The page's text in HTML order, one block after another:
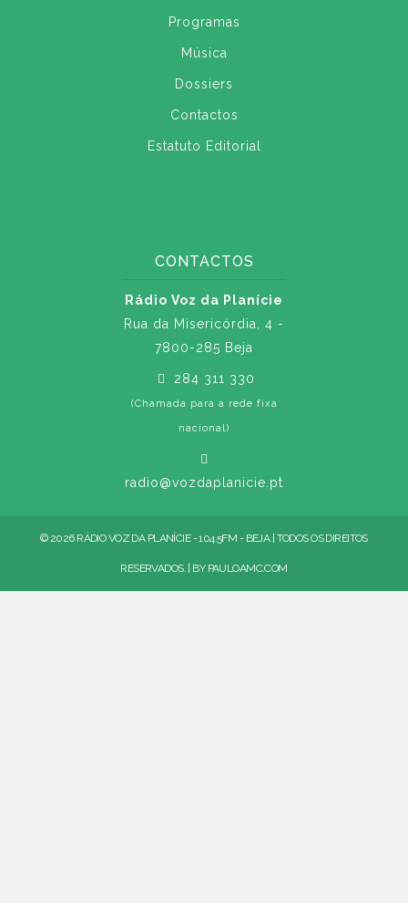
Programas
Música
Dossiers
Contactos
Estatuto Editorial
CONTACTOS
Rádio Voz da Planície
Rua da Misericórdia, 4 -
7800-285 Beja
284 311 330
(Chamada para a rede fixa
nacional)
radio@vozdaplanicie.pt
© 2026 RÁDIO VOZ DA PLANÍCIE - 104.5FM - BEJA | TODOS OS DIREITOS
RESERVADOS. | BY PAULOAMC.COM